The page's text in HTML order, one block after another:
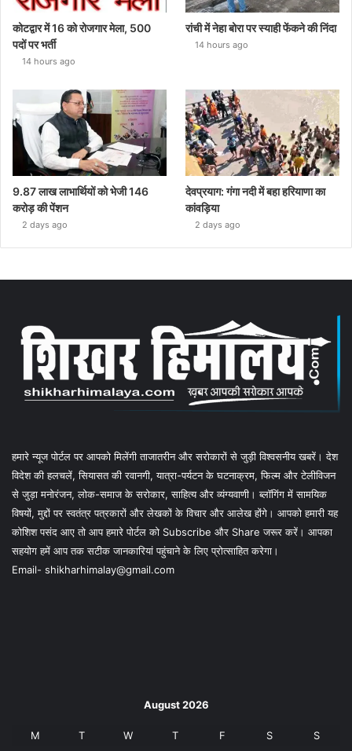
कोटद्वार में 16 को रोजगार मेला, 500
पदों पर भर्ती
14 hours ago
रांची में नेहा बोरा पर स्याही फेंकने की निंदा
14 hours ago
9.87 लाख लाभार्थियों को भेजी 146
करोड़ की पेंशन
2 days ago
देवप्रयाग: गंगा नदी में बहा हरियाणा का
कांवड़िया
2 days ago
हमारे न्यूज पोर्टल पर आपको मिलेंगी ताजातरीन और सरोकारों से जुड़ी विश्वसनीय खबरें। देश
विदेश की हलचलें, सियासत की रवानगी, यात्रा-पर्यटन के घटनाक्रम, फिल्म और टेलीविजन
से जुड़ा मनोरंजन, लोक-समाज के सरोकार, साहित्य और व्यंग्यवाणी। ब्लॉगिंग में सामयिक
विषयों, मुद्दों पर स्वतंत्र पत्रकारों और लेखकों के विचार और आलेख होंगे। आपको हमारी यह
कोशिश पसंद आए तो आप हमारे पोर्टल को Subscribe और Share जरूर करें। आपका
सहयोग हमें आप तक सटीक जानकारियां पहुंचाने के लिए प्रोत्साहित करेगा।
Email- shikharhimalay@gmail.com
August 2026
M T W T F S S